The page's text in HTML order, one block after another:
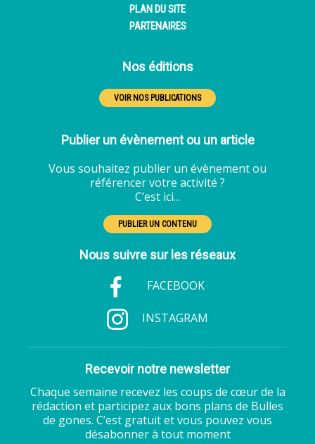
PLAN DU SITE
PARTENAIRES
Nos éditions
VOIR NOS PUBLICATIONS
Publier un évènement ou un article
Vous souhaitez publier un évènement ou
référencer votre activité ?
C’est ici...
PUBLIER UN CONTENU
Nous suivre sur les réseaux
FACEBOOK
INSTAGRAM
Recevoir notre newsletter
Chaque semaine recevez les coups de cœur de la
rédaction et participez aux bons plans de Bulles
de gones. C’est gratuit et vous pouvez vous
désabonner à tout moment